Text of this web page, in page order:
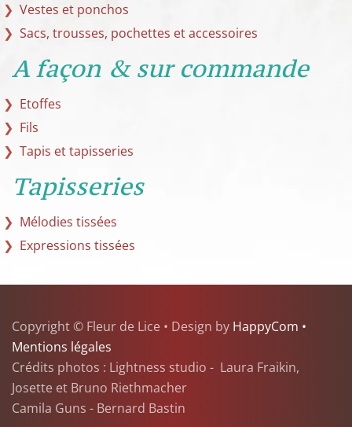
Vestes et ponchos
Sacs, trousses, pochettes et accessoires
A façon & sur commande
Etoffes
Fils
Tapis et tapisseries
Tapisseries
Mélodies tissées
Expressions tissées
Copyright © Fleur de Lice • Design by HappyCom •
Mentions légales
Crédits photos : Lightness studio - Laura Fraikin,
Josette et Bruno Riethmacher
Camila Guns - Bernard Bastin